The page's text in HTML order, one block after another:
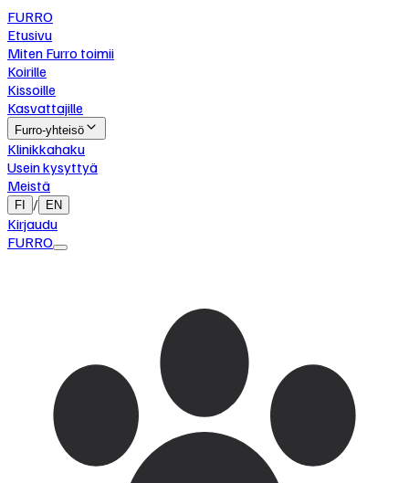
FURRO
Etusivu
Miten Furro toimii
Koirille
Kissoille
Kasvattajille
Furro-yhteisö
Klinikkahaku
Usein kysyttyä
Meistä
FI / EN
Kirjaudu
FURRO